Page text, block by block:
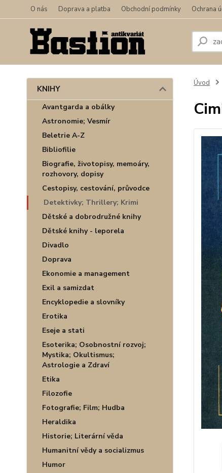
O nás Doprava a platba Obchodní podmínky Ochrana
KNIHY
Avantgarda a obálky
Astronomie; Vesmír
Beletrie A-Z
Bibliofilie
Biografie, životopisy, memoáry,
rozhovory, dopisy
Cestopisy, cestování, průvodce
Detektivky; Thrillery; Krimi
Dětské a dobrodružné knihy
Dětské knihy - leporela
Divadlo
Doprava
Ekonomie a management
Exil a samizdat
Encyklopedie a slovníky
Erotika
Eseje a stati
Esoterika; Osobnostní rozvoj;
Mystika; Okultismus;
Astrologie a Zdraví
Etika
Filozofie
Fotografie; Film; Hudba
Heraldika
Historie; Literární věda
Humanitní vědy a socializmus
Humor
Úvod